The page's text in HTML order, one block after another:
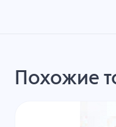
Похожие